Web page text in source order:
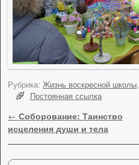
Рубрика: Жизнь воскресной школы,
Постоянная ссылка
Навигация по записям
← Соборование: Таинство
исцеления души и тела